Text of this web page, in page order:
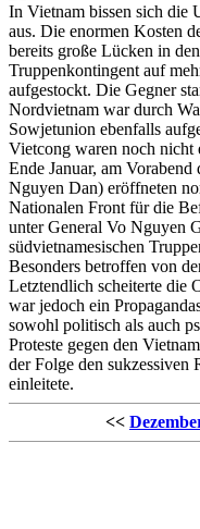
In Vietnam bissen sich die
aus. Die enormen Kosten
bereits große Lücken in
Truppenkontingent auf
aufgestockt. Die Gegner
Nordvietnam war durch
Sowjetunion ebenfalls
Vietcong waren noch nicht
Ende Januar, am Vorabend
Nguyen Dan) eröffneten
Nationalen Front für die
unter General Vo Nguyen
südvietnamesischen
Besonders betroffen von
Letztendlich scheiterte die
war jedoch ein
sowohl politisch als auch
Proteste gegen den
der Folge den sukzessiven
einleitete.
<<